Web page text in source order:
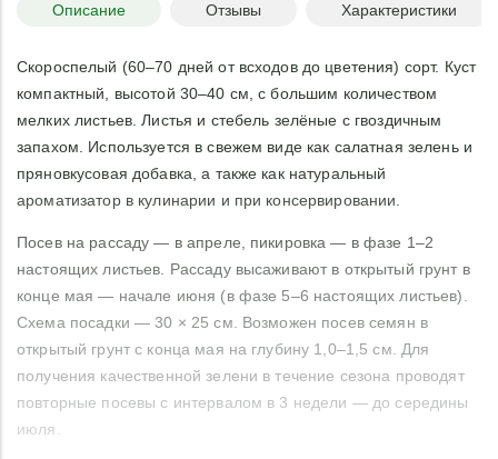
Описание Отзывы Характеристики
Скороспелый (60–70 дней от всходов до цветения) сорт. Куст
компактный, высотой 30–40 см, с большим количеством
мелких листьев. Листья и стебель зелёные с гвоздичным
запахом. Используется в свежем виде как салатная зелень и
пряновкусовая добавка, а также как натуральный
ароматизатор в кулинарии и при консервировании.
Посев на рассаду — в апреле, пикировка — в фазе 1–2
настоящих листьев. Рассаду высаживают в открытый грунт в
конце мая — начале июня (в фазе 5–6 настоящих листьев).
Схема посадки — 30 × 25 см. Возможен посев семян в
открытый грунт с конца мая на глубину 1,0–1,5 см. Для
получения качественной зелени в течение сезона проводят
повторные посевы с интервалом в 3 недели — до середины
июля.